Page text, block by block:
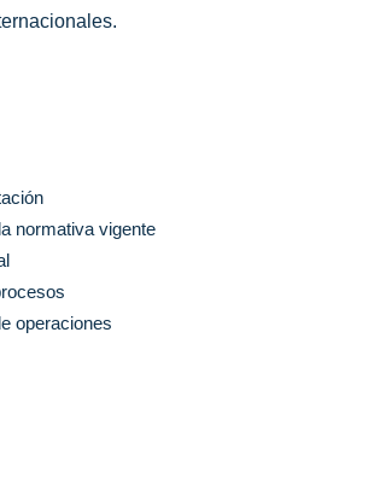
normativa vigente
operaciones